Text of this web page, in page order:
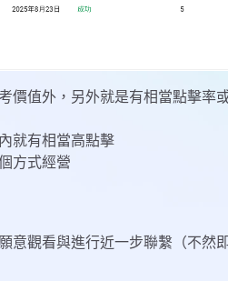
價值外，另外就是有相當點擊率
就有相當高點擊
方式經營
意觀看與進行近一步聯繫（不然